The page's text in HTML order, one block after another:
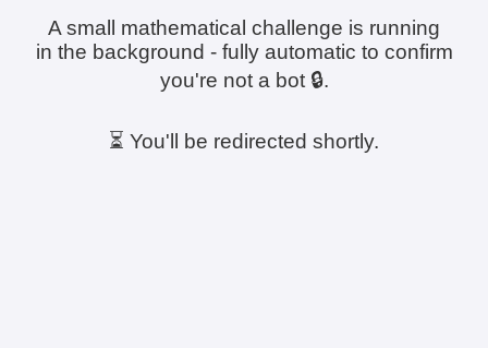
A small mathematical challenge is running
in the background - fully automatic to confirm
you're not a bot 🔒.
⏳ You'll be redirected shortly.